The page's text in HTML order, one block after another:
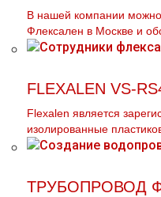
В нашей компании
Флексален в Москве и
FLEXALEN VS-
Flехalеn является
изолированные
ТРУБОПРОВОД